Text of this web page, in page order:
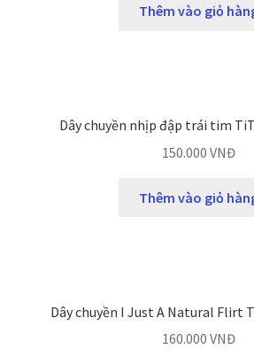
Thêm vào giỏ
Dây chuyền nhịp đập trái tim
150.000 VNĐ
Thêm vào giỏ
Dây chuyền I Just A Natural Flirt
160.000 VNĐ